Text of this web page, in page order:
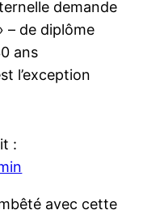
demande
– de diplôme
ans
l’exception
:
avec cette